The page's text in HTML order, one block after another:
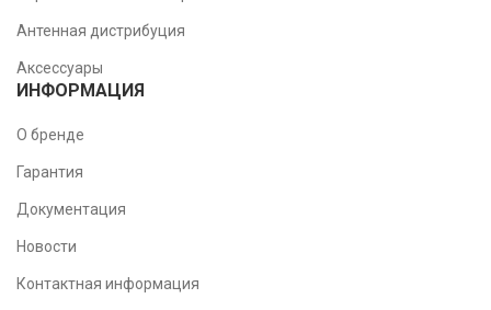
Антенная дистрибуция
Аксессуары
ИНФОРМАЦИЯ
О бренде
Гарантия
Документация
Новости
Контактная информация